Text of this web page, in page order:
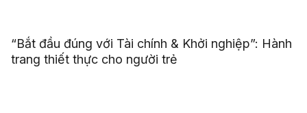
“Bắt đầu đúng với Tài chính & Khởi nghiệp”: Hành
trang thiết thực cho người trẻ